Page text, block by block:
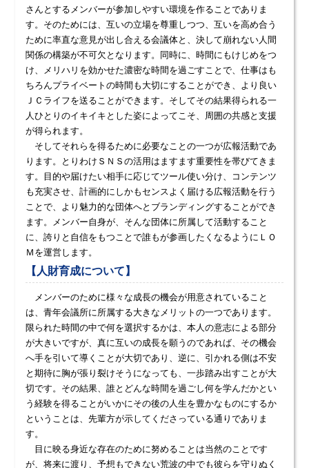
さんとするメンバーが参加しやすい環境を作ることでありま
す。そのためには、互いの立場を尊重しつつ、互いを高め合う
ために率直な意見が出し合える会議体と、決して崩れない人間
関係の構築が不可欠となります。同時に、時間にもけじめをつ
け、メリハリを効かせた濃密な時間を過ごすことで、仕事はも
ちろんプライベートの時間も大切にすることができ、より良い
ＪＣライフを送ることができます。そしてその結果得られる一
人ひとりのイキイキとした姿によってこそ、周囲の共感と支援
が得られます。
そしてそれらを得るために必要なことの一つが広報活動であ
ります。とりわけＳＮＳの活用はますます重要性を帯びてきま
す。目的や届けたい相手に応じてツール使い分け、コンテンツ
も充実させ、計画的にしかもセンスよく届ける広報活動を行う
ことで、より魅力的な団体へとブランディングすることができ
ます。メンバー自身が、そんな団体に所属して活動すること
に、誇りと自信をもつことで誰もが参画したくなるようにＬＯ
Ｍを運営します。
【人財育成について】
メンバーのために様々な成長の機会が用意されていること
は、青年会議所に所属する大きなメリットの一つであります。
限られた時間の中で何を選択するかは、本人の意志による部分
が大きいですが、真に互いの成長を願うのであれば、その機会
へ手を引いて導くことが大切であり、逆に、引かれる側は不安
と期待に胸が張り裂けそうになっても、一歩踏み出すことが大
切です。その結果、誰とどんな時間を過ごし何を学んだかとい
う経験を得ることがいかにその後の人生を豊かなものにするか
ということは、先輩方が示してくださっている通りでありま
す。
目に映る身近な存在のために努めることは当然のことです
が、将来に渡り、予想もできない荒波の中でも彼らを守りぬく